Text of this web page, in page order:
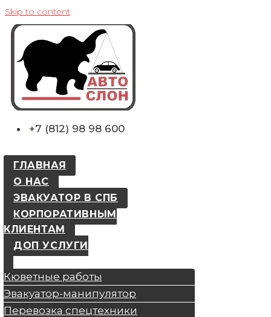
Skip to content
+7 (812) 98 98 600
ГЛАВНАЯ
О НАС
ЭВАКУАТОР В СПБ
КОРПОРАТИВНЫМ
КЛИЕНТАМ
ДОП УСЛУГИ
Кюветные работы
Эвакуатор-манипулятор
Перевозка спецтехники